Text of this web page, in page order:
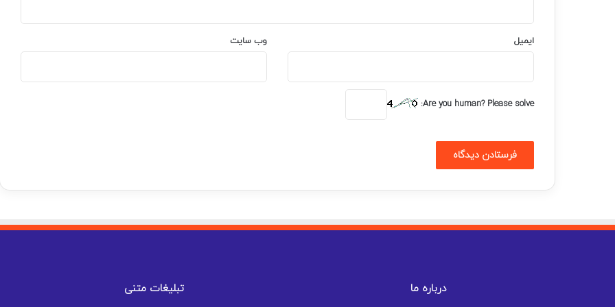
ایمیل وب‌ سایت
Are you human? Please solve:
درباره ما تبلیغات متنی